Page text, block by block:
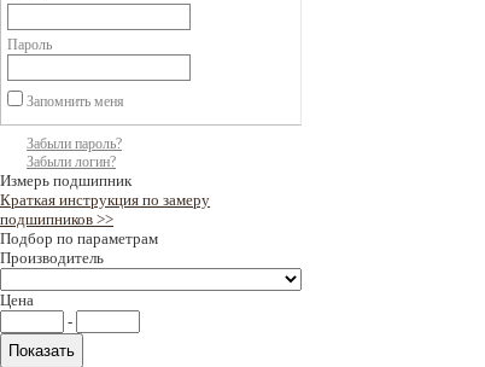
Пароль
Запомнить меня
Забыли пароль?
Забыли логин?
Измерь подшипник
Краткая инструкция по замеру
подшипников >>
Подбор по параметрам
Производитель
Цена
-